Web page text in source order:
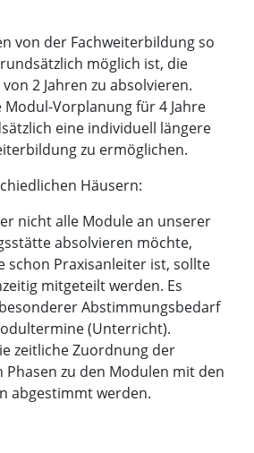
von der Fachweiterbildung so
möglich ist, die
2 Jahren zu absolvieren.
Modul-Vorplanung für 4 Jahre
eine individuell längere
zu ermöglichen.
Häusern:
nicht alle Module an unserer
absolvieren möchte,
schon Praxisanleiter ist, sollte
mitgeteilt werden. Es
Abstimmungsbedarf
(Unterricht).
zeitliche Zuordnung der
zu den Modulen mit den
abgestimmt werden.